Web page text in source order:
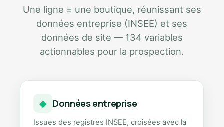
Une ligne = une boutique, réunissant ses
données entreprise (INSEE) et ses
données de site — 134 variables
actionnables pour la prospection.
◆ Données entreprise
Issues des registres INSEE, croisées avec la